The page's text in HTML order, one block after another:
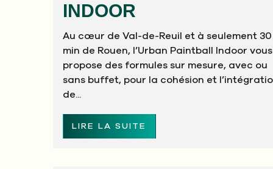
INDOOR
Au cœur de Val-de-Reuil et à seulement 30
min de Rouen, l’Urban Paintball Indoor vous
propose des formules sur mesure, avec ou
sans buffet, pour la cohésion et
de...
LIRE LA SUITE